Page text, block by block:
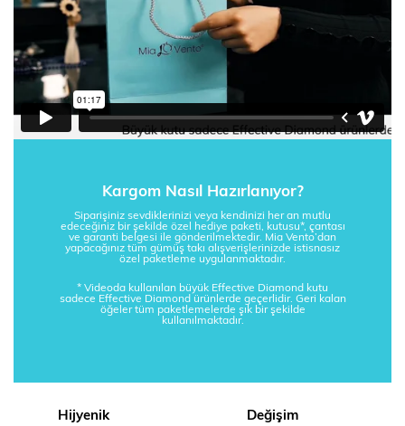
Kargom Nasıl Hazırlanıyor?
Siparişiniz sevdiklerinizi veya kendinizi her an mutlu
edeceğiniz bir şekilde özel hediye paketi, kutusu*, çantası
ve garanti belgesi ile gönderilmektedir. Mia Vento’dan
yapacağınız tüm gümüş takı alışverişlerinizde istisnasız
özel paketleme uygulanmaktadır.
* Videoda kullanılan büyük Effective Diamond kutu
sadece Effective Diamond ürünlerde geçerlidir. Geri kalan
öğeler tüm paketlemelerde şık bir şekilde
kullanılmaktadır.
Hijyenik
Değişim